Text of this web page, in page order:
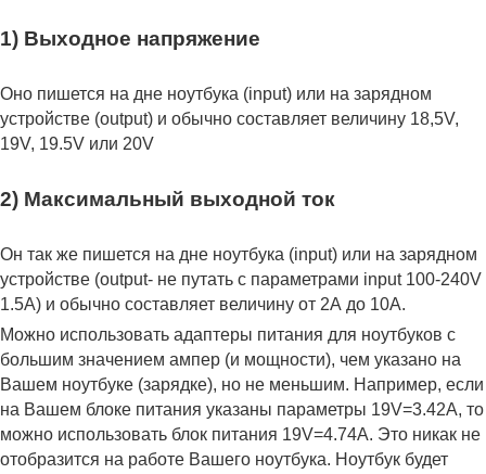
1) Выходное напряжение
Оно пишется на дне ноутбука (input) или на зарядном
устройстве (output) и обычно составляет величину 18,5V,
19V, 19.5V или 20V
2) Максимальный выходной ток
Он так же пишется на дне ноутбука (input) или на зарядном
устройстве (output- не путать с параметрами input 100-240V
1.5A) и обычно составляет величину от 2А до 10A.
Можно использовать адаптеры питания для ноутбуков с
большим значением ампер (и мощности), чем указано на
Вашем ноутбуке (зарядке), но не меньшим. Например, если
на Вашем блоке питания указаны параметры 19V=3.42A, то
можно использовать блок питания 19V=4.74A. Это никак не
отобразится на работе Вашего ноутбука. Ноутбук будет